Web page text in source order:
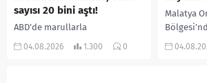
sayısı 20 bini aştı!
ABD’de marullarla
ilişkilendirilen siklospora
04.08.2026 1.300 0
Malatya